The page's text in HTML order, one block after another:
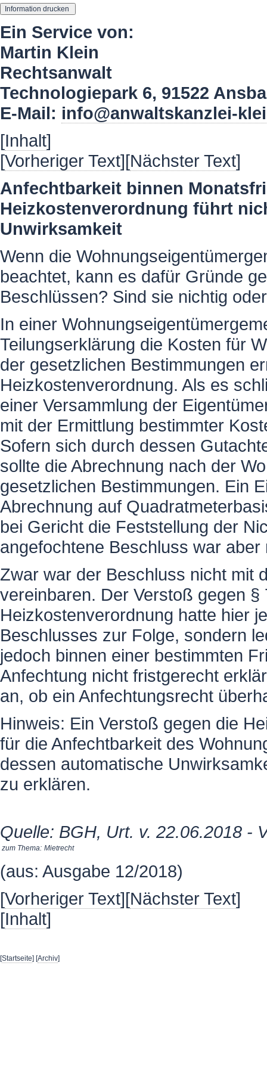
Ein Service von:
Martin Klein
Rechtsanwalt
Technologiepark 6, 91522
E-Mail: info@anwaltskanzlei-
[Inhalt]
[Vorheriger Text][Nächster Text]
Anfechtbarkeit binnen
Heizkostenverordnung führt
Unwirksamkeit
Wenn die
beachtet, kann es dafür Gründe
Beschlüssen? Sind sie nichtig
In einer
Teilungserklärung die Kosten für
der gesetzlichen Bestimmungen
Heizkostenverordnung. Als es
einer Versammlung der
mit der Ermittlung bestimmter
Sofern sich durch dessen
sollte die Abrechnung nach der
gesetzlichen Bestimmungen. Ein
Abrechnung auf
bei Gericht die Feststellung der
angefochtene Beschluss war aber
Zwar war der Beschluss nicht mit
vereinbaren. Der Verstoß gegen §
Heizkostenverordnung hatte hier
Beschlusses zur Folge, sondern
jedoch binnen einer bestimmten
Anfechtung nicht fristgerecht
an, ob ein Anfechtungsrecht
Hinweis: Ein Verstoß gegen die
für die Anfechtbarkeit des
dessen automatische
zu erklären.
Quelle: BGH, Urt. v. 22.06.2018 -
zum Thema: Mietrecht
(aus: Ausgabe 12/2018)
[Vorheriger Text][Nächster Text]
[Inhalt]
[Startseite] [Archiv]